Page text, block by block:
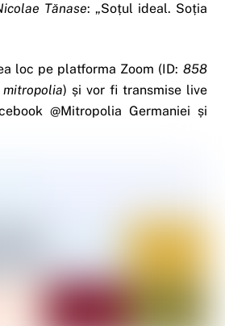
Tănase: „Soțul ideal. Soția
loc pe platforma Zoom (ID: 858
mitropolia) și vor fi transmise live
@Mitropolia Germaniei și